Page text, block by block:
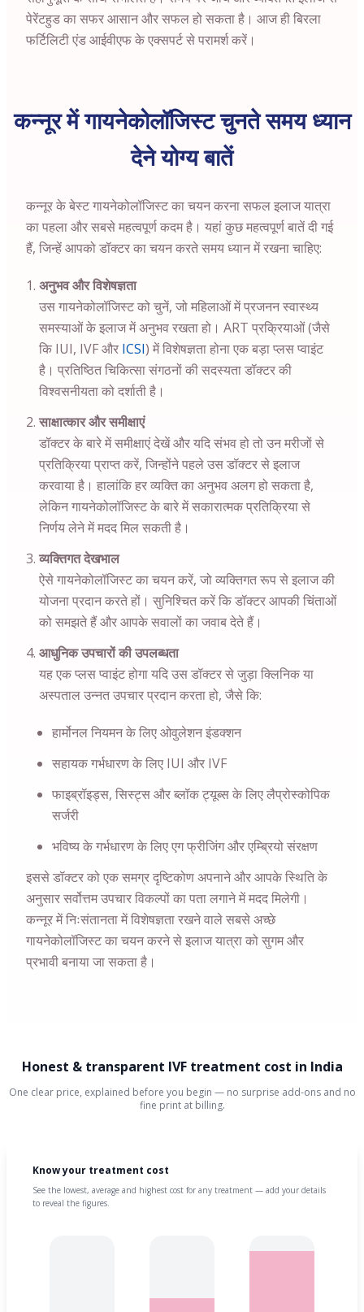
पेरेंटहुड का सफर आसान और सफल हो सकता है। आज ही बिरला
फर्टिलिटी एंड आईवीएफ के एक्सपर्ट से परामर्श करें।
कन्नूर में गायनेकोलॉजिस्ट चुनते समय ध्यान
देने योग्य बातें
कन्नूर के बेस्ट गायनेकोलॉजिस्ट का चयन करना सफल इलाज यात्रा
का पहला और सबसे महत्वपूर्ण कदम है। यहां कुछ महत्वपूर्ण बातें दी गई
हैं, जिन्हें आपको डॉक्टर का चयन करते समय ध्यान में रखना चाहिए:
अनुभव और विशेषज्ञता
उस गायनेकोलॉजिस्ट को चुनें, जो महिलाओं में प्रजनन स्वास्थ्य
समस्याओं के इलाज में अनुभव रखता हो। ART प्रक्रियाओं (जैसे
कि IUI, IVF और ICSI) में विशेषज्ञता होना एक बड़ा प्लस प्वाइंट
है। प्रतिष्ठित चिकित्सा संगठनों की सदस्यता डॉक्टर की
विश्वसनीयता को दर्शाती है।
साक्षात्कार और समीक्षाएं
डॉक्टर के बारे में समीक्षाएं देखें और यदि संभव हो तो उन मरीजों से
प्रतिक्रिया प्राप्त करें, जिन्होंने पहले उस डॉक्टर से इलाज
करवाया है। हालांकि हर व्यक्ति का अनुभव अलग हो सकता है,
लेकिन गायनेकोलॉजिस्ट के बारे में सकारात्मक प्रतिक्रिया से
निर्णय लेने में मदद मिल सकती है।
व्यक्तिगत देखभाल
ऐसे गायनेकोलॉजिस्ट का चयन करें, जो व्यक्तिगत रूप से इलाज की
योजना प्रदान करते हों। सुनिश्चित करें कि डॉक्टर आपकी चिंताओं
को समझते हैं और आपके सवालों का जवाब देते हैं।
आधुनिक उपचारों की उपलब्धता
यह एक प्लस प्वाइंट होगा यदि उस डॉक्टर से जुड़ा क्लिनिक या
अस्पताल उन्नत उपचार प्रदान करता हो, जैसे कि:
हार्मोनल नियमन के लिए ओवुलेशन इंडक्शन
सहायक गर्भधारण के लिए IUI और IVF
फाइब्रॉइड्स, सिस्ट्स और ब्लॉक ट्यूब्स के लिए लैप्रोस्कोपिक
सर्जरी
भविष्य के गर्भधारण के लिए एग फ्रीजिंग और एम्ब्रियो संरक्षण
इससे डॉक्टर को एक समग्र दृष्टिकोण अपनाने और आपके स्थिति के
अनुसार सर्वोत्तम उपचार विकल्पों का पता लगाने में मदद मिलेगी।
कन्नूर में निःसंतानता में विशेषज्ञता रखने वाले सबसे अच्छे
गायनेकोलॉजिस्ट का चयन करने से इलाज यात्रा को सुगम और
प्रभावी बनाया जा सकता है।
Honest & transparent IVF treatment cost in India
One clear price, explained before you begin — no surprise add-ons and no
fine print at billing.
Know your treatment cost
See the lowest, average and highest cost for any treatment — add your details
to reveal the figures.